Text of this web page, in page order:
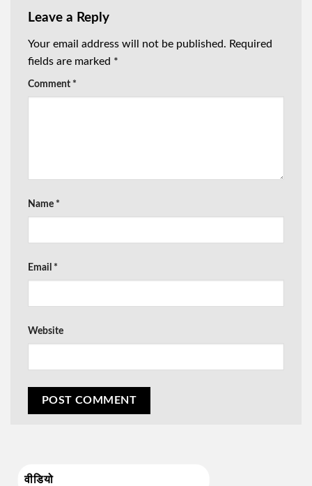
Leave a Reply
Your email address will not be published. Required
fields are marked *
Comment *
Name *
Email *
Website
वीडियो